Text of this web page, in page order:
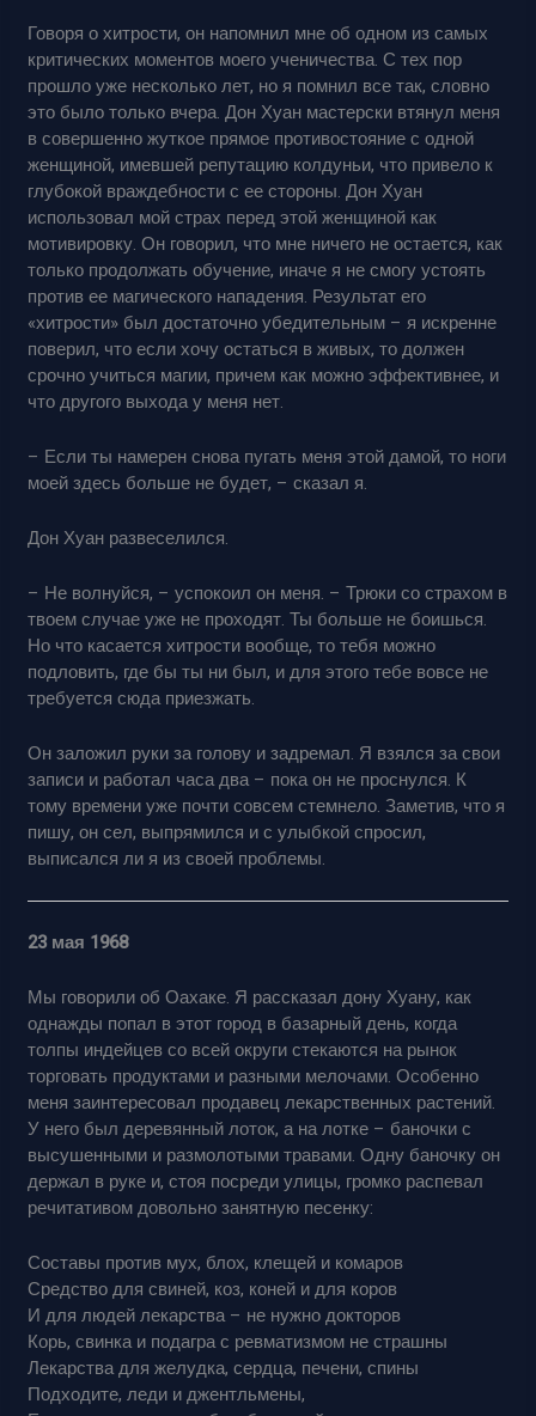
Говоря о хитрости, он напомнил мне об одном из самых
критических моментов моего ученичества. С тех пор
прошло уже несколько лет, но я помнил все так, словно
это было только вчера. Дон Хуан мастерски втянул меня
в совершенно жуткое прямое противостояние с одной
женщиной, имевшей репутацию колдуньи, что привело к
глубокой враждебности с ее стороны. Дон Хуан
использовал мой страх перед этой женщиной как
мотивировку. Он говорил, что мне ничего не остается, как
только продолжать обучение, иначе я не смогу устоять
против ее магического нападения. Результат его
«хитрости» был достаточно убедительным – я искренне
поверил, что если хочу остаться в живых, то должен
срочно учиться магии, причем как можно эффективнее, и
что другого выхода у меня нет.
– Если ты намерен снова пугать меня этой дамой, то ноги
моей здесь больше не будет, – сказал я.
Дон Хуан развеселился.
– Не волнуйся, – успокоил он меня. – Трюки со страхом в
твоем случае уже не проходят. Ты больше не боишься.
Но что касается хитрости вообще, то тебя можно
подловить, где бы ты ни был, и для этого тебе вовсе не
требуется сюда приезжать.
Он заложил руки за голову и задремал. Я взялся за свои
записи и работал часа два – пока он не проснулся. К
тому времени уже почти совсем стемнело. Заметив, что я
пишу, он сел, выпрямился и с улыбкой спросил,
выписался ли я из своей проблемы.
23 мая 1968
Мы говорили об Оахаке. Я рассказал дону Хуану, как
однажды попал в этот город в базарный день, когда
толпы индейцев со всей округи стекаются на рынок
торговать продуктами и разными мелочами. Особенно
меня заинтересовал продавец лекарственных растений.
У него был деревянный лоток, а на лотке – баночки с
высушенными и размолотыми травами. Одну баночку он
держал в руке и, стоя посреди улицы, громко распевал
речитативом довольно занятную песенку:
Составы против мух, блох, клещей и комаров
Средство для свиней, коз, коней и для коров
И для людей лекарства – не нужно докторов
Корь, свинка и подагра с ревматизмом не страшны
Лекарства для желудка, сердца, печени, спины
Подходите, леди и джентльмены,